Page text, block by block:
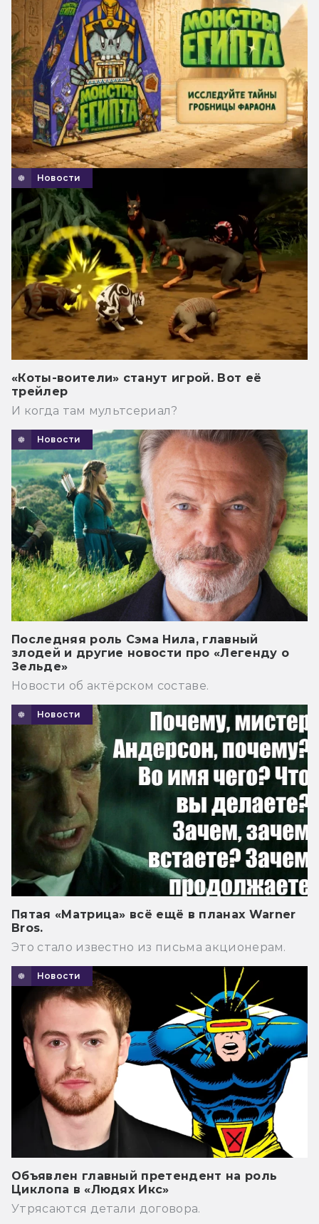
Новости
«Коты-воители» станут игрой. Вот её
трейлер
И когда там мультсериал?
Новости
Последняя роль Сэма Нила, главный
злодей и другие новости про «Легенду о
Зельде»
Новости об актёрском составе.
Новости
Пятая «Матрица» всё ещё в планах Warner
Bros.
Это стало известно из письма акционерам.
Новости
Объявлен главный претендент на роль
Циклопа в «Людях Икс»
Утрясаются детали договора.